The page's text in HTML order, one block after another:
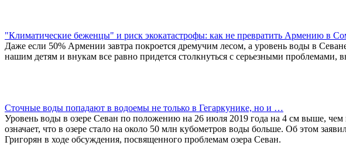
"Климатические беженцы" и риск экокатастрофы: как не превратить Армению в
Даже если 50% Армении завтра покроется дремучим лесом, а уровень воды в
нашим детям и внукам все равно придется столкнуться с серьезными
Сточные воды попадают в водоемы не только в Гегаркунике, но и …
Уровень воды в озере Севан по положению на 26 июля 2019 года на 4 см выше,
означает, что в озере стало на около 50 млн кубометров воды больше. Об этом
Григорян в ходе обсуждения, посвященного проблемам озера Севан.